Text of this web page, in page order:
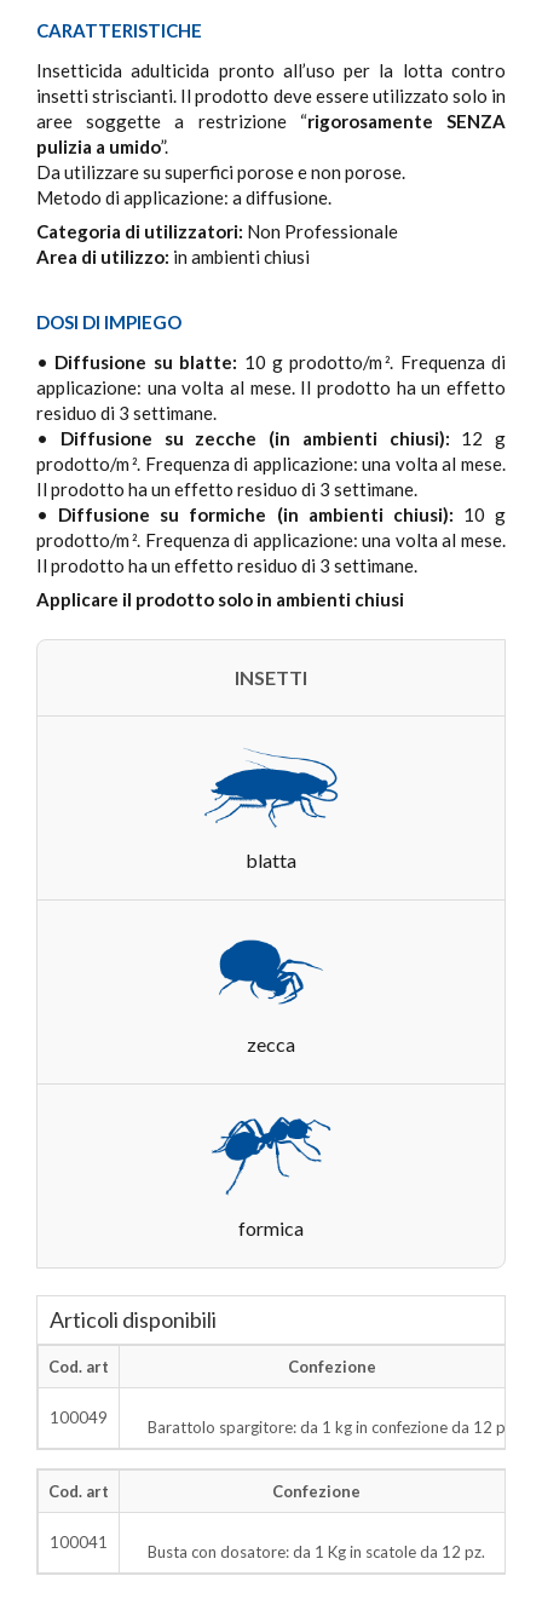
CARATTERISTICHE
Insetticida adulticida pronto all’uso per la lotta contro
insetti striscianti. Il prodotto deve essere utilizzato solo in
aree soggette a restrizione “rigorosamente SENZA
pulizia a umido”.
Da utilizzare su superfici porose e non porose.
Metodo di applicazione: a diffusione.
Categoria di utilizzatori: Non Professionale
Area di utilizzo: in ambienti chiusi
DOSI DI IMPIEGO
• Diffusione su blatte: 10 g prodotto/m 2. Frequenza di
applicazione: una volta al mese. Il prodotto ha un effetto
residuo di 3 settimane.
• Diffusione su zecche (in ambienti chiusi): 12 g
prodotto/m 2. Frequenza di applicazione: una volta al mese.
Il prodotto ha un effetto residuo di 3 settimane.
• Diffusione su formiche (in ambienti chiusi): 10 g
prodotto/m 2. Frequenza di applicazione: una volta al mese.
Il prodotto ha un effetto residuo di 3 settimane.
Applicare il prodotto solo in ambienti chiusi
INSETTI
blatta
zecca
formica
Articoli disponibili
Cod. art Confezione
100049 Barattolo spargitore: da 1 kg in confezione da 12 pz.
Cod. art Confezione
100041 Busta con dosatore: da 1 Kg in scatole da 12 pz.